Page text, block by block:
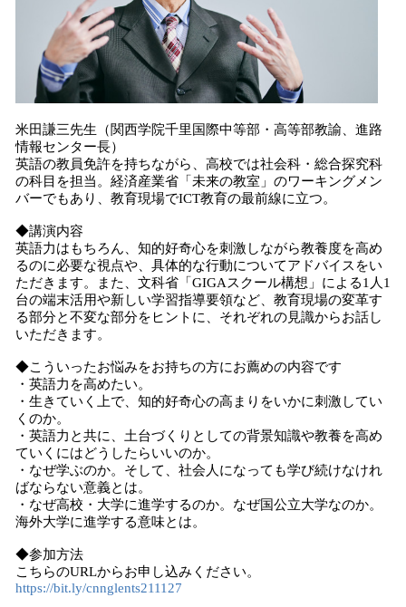
米田謙三先生（関西学院千里国際中等部・高等部教諭、進路
情報センター長）
英語の教員免許を持ちながら、高校では社会科・総合探究科
の科目を担当。経済産業省「未来の教室」のワーキングメン
バーでもあり、教育現場でICT教育の最前線に立つ。
◆講演内容
英語力はもちろん、知的好奇心を刺激しながら教養度を高め
るのに必要な視点や、具体的な行動についてアドバイスをい
ただきます。また、文科省「GIGAスクール構想」による1人1
台の端末活用や新しい学習指導要領など、教育現場の変革す
る部分と不変な部分をヒントに、それぞれの見識からお話し
いただきます。
◆こういったお悩みをお持ちの方にお薦めの内容です
・英語力を高めたい。
・生きていく上で、知的好奇心の高まりをいかに刺激してい
くのか。
・英語力と共に、土台づくりとしての背景知識や教養を高め
ていくにはどうしたらいいのか。
・なぜ学ぶのか。そして、社会人になっても学び続けなけれ
ばならない意義とは。
・なぜ高校・大学に進学するのか。なぜ国公立大学なのか。
海外大学に進学する意味とは。
◆参加方法
こちらのURLからお申し込みください。
https://bit.ly/cnnglents211127